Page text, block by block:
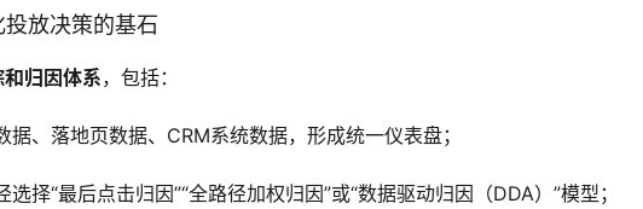
放决策的基石
归因体系，包括：
据、落地页数据、CRM系统数据，形成统一仪表盘；
选择“最后点击归因”“全路径加权归因”或“数据驱动归因（DDA）”模型；